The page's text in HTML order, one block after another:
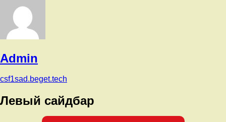
Admin
csf1sad.beget.tech
Левый сайдбар